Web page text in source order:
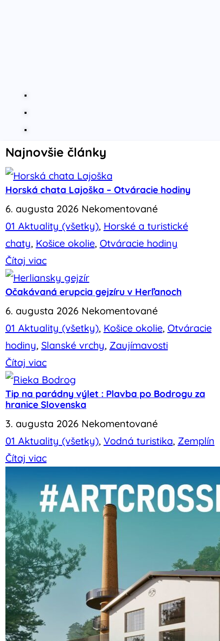
Najnovšie články
Horská chata Lajoška – Otváracie hodiny
6. augusta 2026 Nekomentované
01 Aktuality (všetky), Horské a turistické
chaty, Košice okolie, Otváracie hodiny
Čítaj viac
Očakávaná erupcia gejzíru v Herľanoch
6. augusta 2026 Nekomentované
01 Aktuality (všetky), Košice okolie, Otváracie
hodiny, Slanské vrchy, Zaujímavosti
Čítaj viac
Tip na parádny výlet : Plavba po Bodrogu za
hranice Slovenska
3. augusta 2026 Nekomentované
01 Aktuality (všetky), Vodná turistika, Zemplín
Čítaj viac